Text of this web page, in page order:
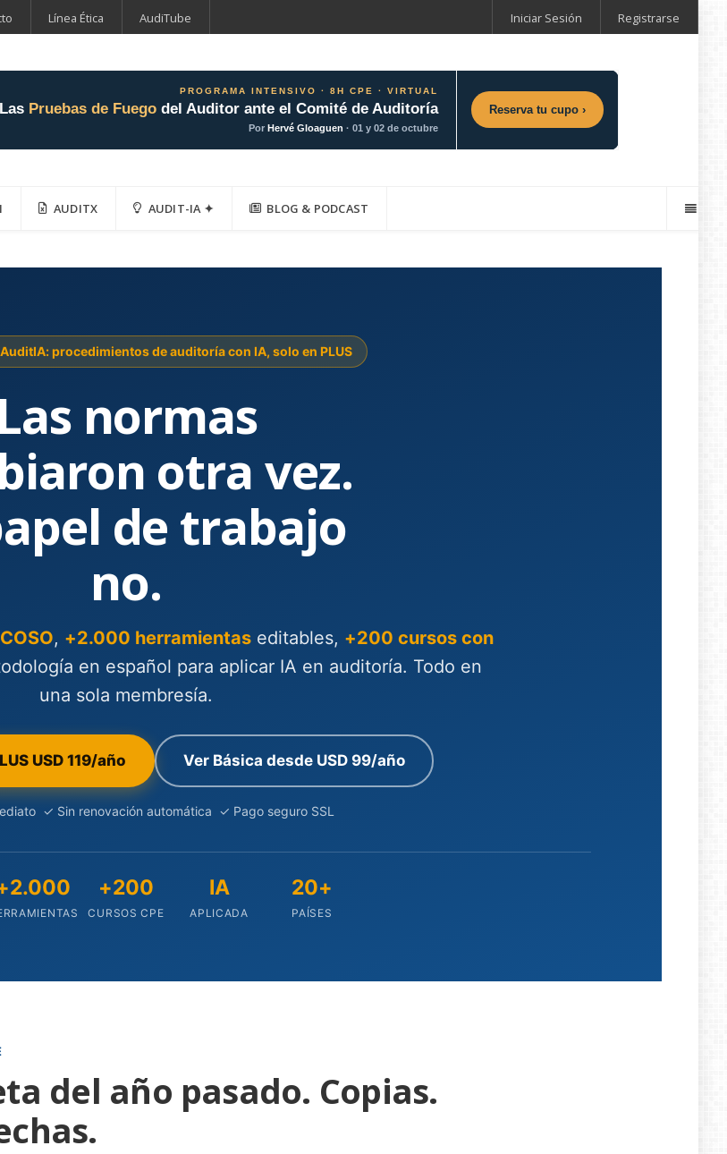
Línea Ética AudiTube Iniciar Sesión Registrarse
PROGRAMA INTENSIVO · 8H CPE · VIRTUAL
Las Pruebas de Fuego del Auditor ante el Comité de Auditoría
PorHervé Gloaguen · 01 y 02 de octubre
Reserva tu cupo ›
AUDITX AUDIT-IA ✦ BLOG & PODCAST
AuditIA: procedimientos de auditoría con IA, solo en PLUS
Las normas
otra vez.
de trabajo
no.
, +2.000 herramientaseditables, +200 cursos con
en español para aplicar IA en auditoría. Todo en
una sola membresía.
USD 119/año Ver Básica desde USD 99/año
✓ Sin renovación automática ✓ Pago seguro SSL
+200
CURSOS CPE
IA
APLICADA
20+
PAÍSES
del año pasado. Copias.